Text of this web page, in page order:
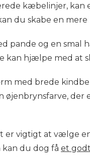
kæbelinjer,
du skabe en
pande og en
hjælpe med at
med brede
øjenbrynsfarve,
vigtigt at vælge
du dog få et